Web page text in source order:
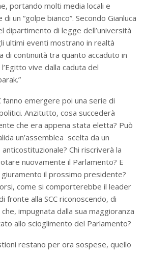
portando molti media locali e
un “golpe bianco”. Secondo Gianluca
dipartimento di legge dell’università
ultimi eventi mostrano in realtà
di continuità tra quanto accaduto in
vive dalla caduta del
fanno emergere poi una serie di
Anzitutto, cosa succederà
che era appena stata eletta? Può
un’assemblea scelta da un
Chi riscriverà la
nuovamente il Parlamento? E
il prossimo presidente?
come si comporterebbe il leader
fronte alla SCC riconoscendo, di
impugnata dalla sua maggioranza
allo scioglimento del Parlamento?
restano per ora sospese, quello